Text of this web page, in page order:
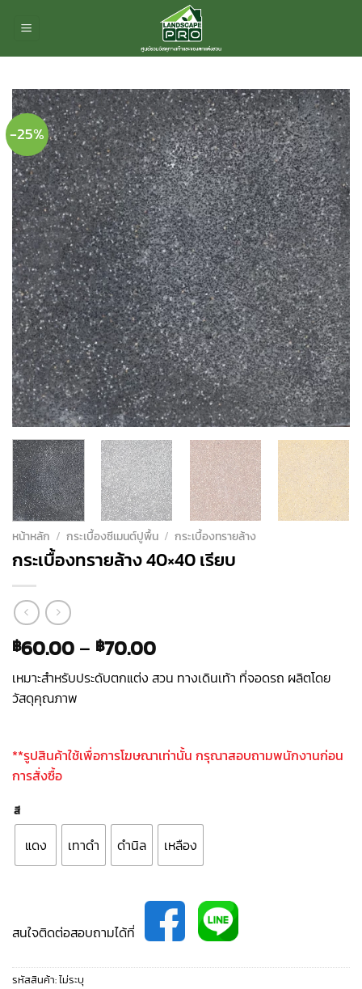
-25%
หน้าหลัก / กระเบื้องซีเมนต์ปูพื้น / กระเบื้องทรายล้าง
กระเบื้องทรายล้าง 40×40 เรียบ
฿60.00 – ฿70.00
เหมาะสำหรับประดับตกแต่ง สวน ทางเดินเท้า ที่จอดรถ ผลิตโดย
วัสดุคุณภาพ
**รูปสินค้าใช้เพื่อการโฆษณาเท่านั้น กรุณาสอบถามพนักงานก่อน
การสั่งซื้อ
สี
แดง เทาดำ ดำนิล เหลือง
สนใจติดต่อสอบถามได้ที่
รหัสสินค้า:ไม่ระบุ